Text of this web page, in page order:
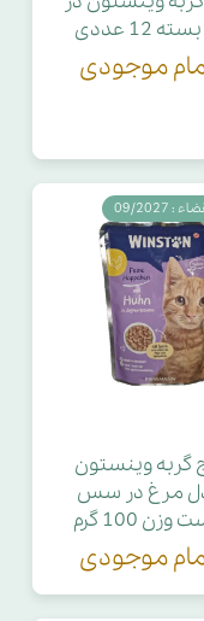
12 عددی
موجودی
گربه وینستون
مرغ در سس
100 گرم
موجودی
: 09/2027